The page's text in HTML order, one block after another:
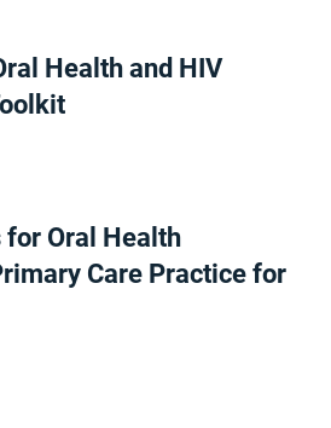
Health and HIV
Oral Health
Care Practice for